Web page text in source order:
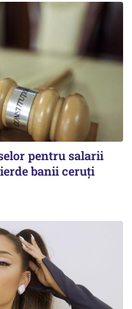
pentru salarii
banii ceruți